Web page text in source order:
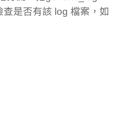
是否有該 log 檔案，如